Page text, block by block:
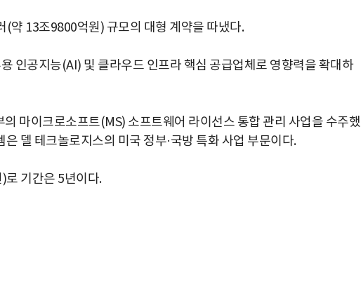
약 13조9800억원) 규모의 대형 계약을 따냈다.
인공지능(AI) 및 클라우드 인프라 핵심 공급업체로 영향력을 확대하
마이크로소프트(MS) 소프트웨어 라이선스 통합 관리 사업을 수주했
델 테크놀로지스의 미국 정부·국방 특화 사업 부문이다.
로 기간은 5년이다.